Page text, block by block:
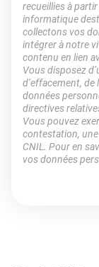
recueillies à
informatique
collectons vos
intégrer à notre
contenu en lien
Vous disposez
d’effacement,
données
directives
Vous pouvez
contestation,
CNIL. Pour en
vos données